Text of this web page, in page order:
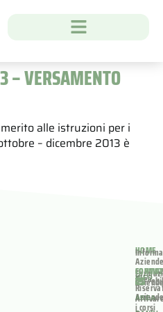
– VERSAMENTO
alle istruzioni per i
– dicembre 2013 è
HOME
Area
i corsi
INFO
AREA